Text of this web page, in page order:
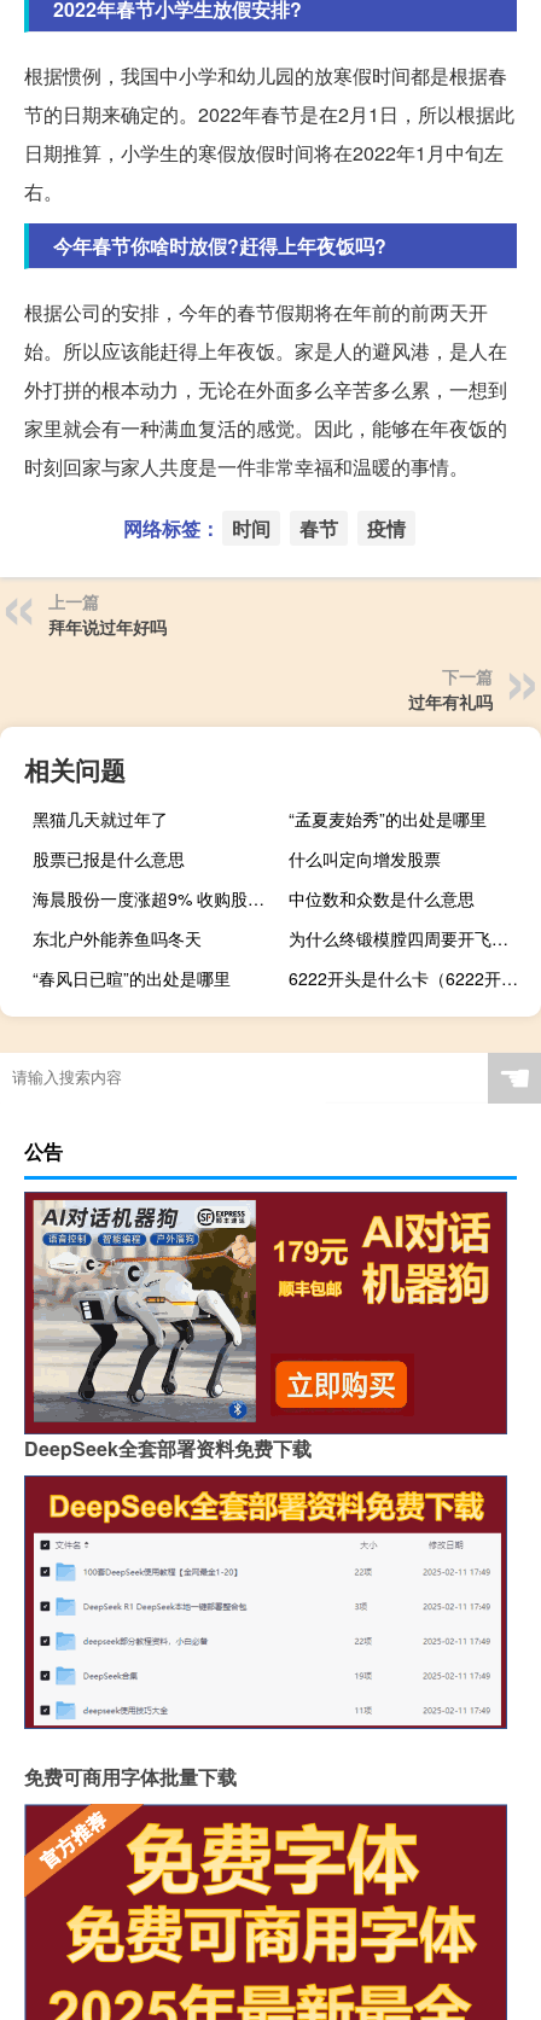
2022年春节小学生放假安排?
根据惯例，我国中小学和幼儿园的放寒假时间都是根据春
节的日期来确定的。2022年春节是在2月1日，所以根据此
日期推算，小学生的寒假放假时间将在2022年1月中旬左
右。
今年春节你啥时放假?赶得上年夜饭吗?
根据公司的安排，今年的春节假期将在年前的前两天开
始。所以应该能赶得上年夜饭。家是人的避风港，是人在
外打拼的根本动力，无论在外面多么辛苦多么累，一想到
家里就会有一种满血复活的感觉。因此，能够在年夜饭的
时刻回家与家人共度是一件非常幸福和温暖的事情。
网络标签： 时间 春节 疫情
上一篇
拜年说过年好吗
下一篇
过年有礼吗
相关问题
黑猫几天就过年了
“孟夏麦始秀”的出处是哪里
股票已报是什么意思
什么叫定向增发股票
海晨股份一度涨超9% 收购股权加强自动化领域竞争力
中位数和众数是什么意思
东北户外能养鱼吗冬天
为什么终锻模膛四周要开飞边槽
“春风日已暄”的出处是哪里
6222开头是什么卡（6222开头是什么银行）
☚
公告
DeepSeek全套部署资料免费下载
免费可商用字体批量下载